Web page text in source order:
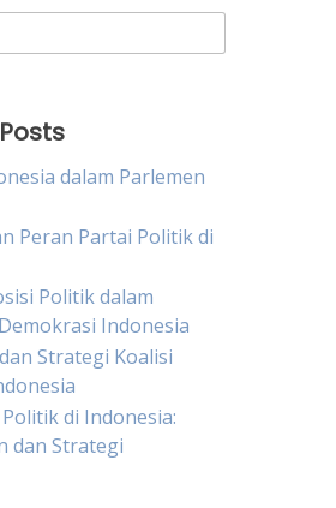
dalam Parlemen
Peran Partai Politik di
Politik dalam
Indonesia
Strategi Koalisi
di Indonesia:
dan Strategi